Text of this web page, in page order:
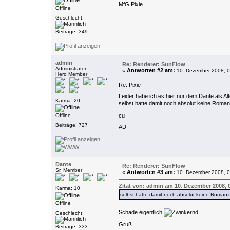
Offline
Geschlecht:
Beiträge: 349
MfG Pixie
admin
Administrator
Hero Member
Karma: 20
Offline
Beiträge: 727
Re: Renderer: SunFlow
« Antworten #2 am: 10. Dezember 2008,
Re. Pixie
Leider habe ich es hier nur dem Dante als
selbst hatte damit noch absolut keine
cu
AD
Dante
Sr. Member
Karma: 10
Offline
Geschlecht:
Beiträge: 333
Re: Renderer: SunFlow
« Antworten #3 am: 10. Dezember 2008,
Zitat von: admin am 10. Dezember 2008,
selbst hatte damit noch absolut keine
Schade eigentlich
Gruß